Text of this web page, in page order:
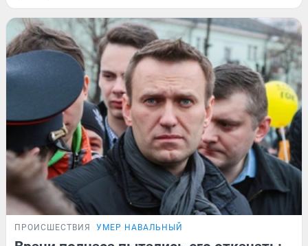
ПРОИСШЕСТВИЯ УМЕР НАВАЛЬНЫЙ